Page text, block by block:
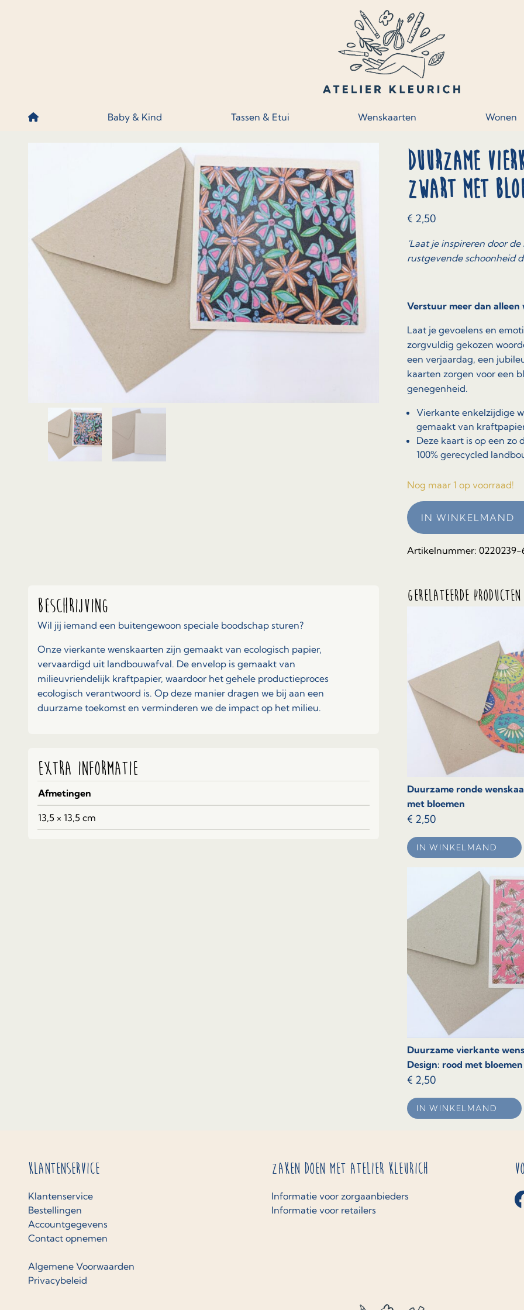
Baby & Kind Tassen & Etui Wenskaarten Wonen
Duurzame
zwart met
€ 2,50
‘Laat je inspireren door
rustgevende schoonheid
Verstuur meer dan
Laat je gevoelens en
zorgvuldig gekozen
een verjaardag, een
kaarten zorgen voor een
genegenheid.
Vierkante enkelzijdige
gemaakt van
Deze kaart is op een
100% gerecycled
Nog maar 1 op voorraad!
IN WINKELMAND
Artikelnummer: 0220239-
Beschrijving
Wil jij iemand een buitengewoon speciale boodschap sturen?
Onze vierkante wenskaarten zijn gemaakt van ecologisch papier,
vervaardigd uit landbouwafval. De envelop is gemaakt van
milieuvriendelijk kraftpapier, waardoor het gehele productieproces
ecologisch verantwoord is. Op deze manier dragen we bij aan een
duurzame toekomst en verminderen we de impact op het milieu.
Extra informatie
Afmetingen
13,5 × 13,5 cm
Gerelateerde producten
Duurzame ronde
met bloemen
€ 2,50
IN WINKELMAND
Duurzame vierkante
Design: rood met bloemen
€ 2,50
IN WINKELMAND
Klantenservice
Klantenservice
Bestellingen
Accountgegevens
Contact opnemen
Algemene Voorwaarden
Privacybeleid
Zaken doen met Atelier Kleurich
Informatie voor zorgaanbieders
Informatie voor retailers